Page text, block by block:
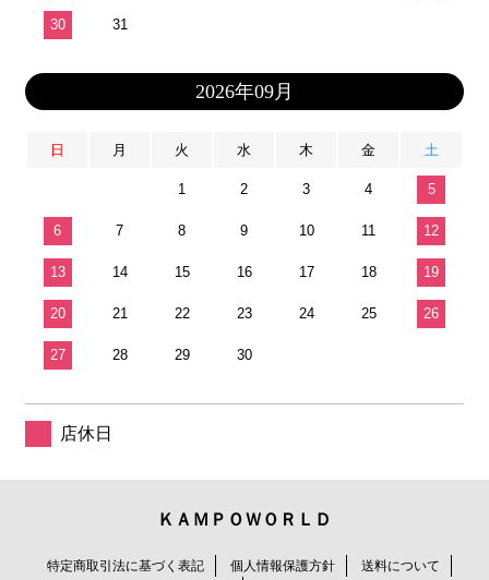
30 31
2026年09月
日 月 火 水 木 金 土
1 2 3 4 5
6 7 8 9 10 11 12
13 14 15 16 17 18 19
20 21 22 23 24 25 26
27 28 29 30
店休日
ＫＡＭＰＯＷＯＲＬＤ
特定商取引法に基づく表記 個人情報保護方針 送料について